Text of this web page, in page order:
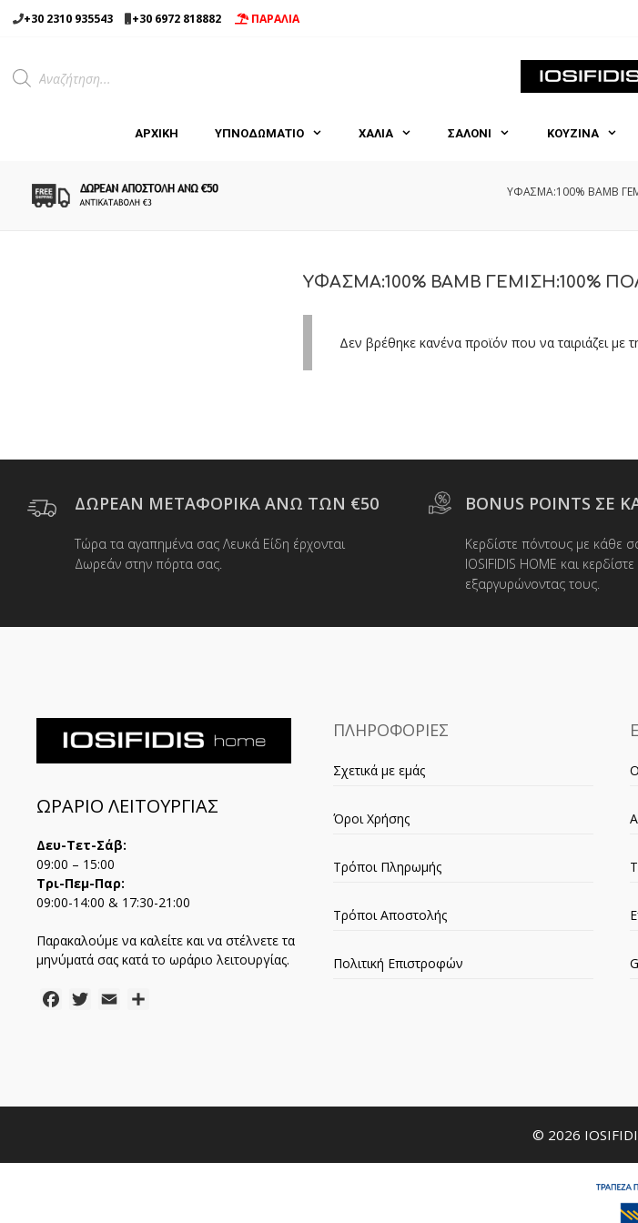
Μετάβαση
σε
+30 2310 935543 +30 6972 818882 ΠΑΡΑΛΙΑ
Products
search
ΑΡΧΙΚΉ ΥΠΝΟΔΩΜΑΤΙΟ ΧΑΛΙΑ ΣΑΛΟΝΙ ΚΟΥΖΙΝΑ
ΥΦΑΣΜΑ:100% BAMB
ΥΦΑΣΜΑ:100% BAMB ΓΕΜΙΣΗ:100%
Δεν βρέθηκε κανένα προϊόν που να ταιριάζει με
ΔΩΡΕΑΝ ΜΕΤΑΦΟΡΙΚΑ ΑΝΩ ΤΩΝ €50
Τώρα τα αγαπημένα σας Λευκά Είδη έρχονται
Δωρεάν στην πόρτα σας.
BONUS POINTS ΣΕ
Κερδίστε πόντους με κάθε
IOSIFIDIS HOME και
εξαργυρώνοντας τους.
ΩΡΑΡΙΟ ΛΕΙΤΟΥΡΓΙΑΣ
Δευ-Τετ-Σάβ:
09:00 – 15:00
Τρι-Πεμ-Παρ:
09:00-14:00 & 17:30-21:00
Παρακαλούμε να καλείτε και να στέλνετε τα
μηνύματά σας κατά το ωράριο λειτουργίας.
FacebookTwitter
Email
ΠΛΗΡΟΦΟΡΙΕΣ
Σχετικά με εμάς
Όροι Χρήσης
Τρόποι Πληρωμής
Τρόποι Αποστολής
Πολιτική Επιστροφών
© 2026